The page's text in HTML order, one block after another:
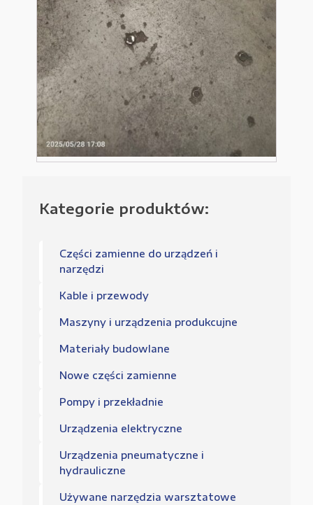
Kategorie produktów:
Części zamienne do urządzeń i
narzędzi
Kable i przewody
Maszyny i urządzenia produkcujne
Materiały budowlane
Nowe części zamienne
Pompy i przekładnie
Urządzenia elektryczne
Urządzenia pneumatyczne i
hydrauliczne
Używane narzędzia warsztatowe